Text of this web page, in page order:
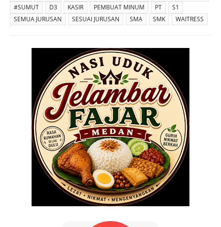
#SUMUT
D3 KASIR PEMBUAT MINUM PT
S1
SEMUA JURUSAN
SESUAI JURUSAN SMA SMK WAITRESS